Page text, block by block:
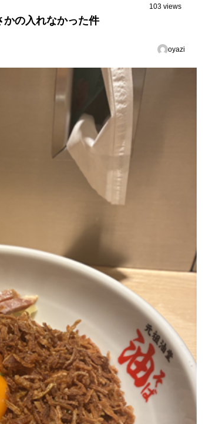
103 views
かの入れなかった件
oyazi